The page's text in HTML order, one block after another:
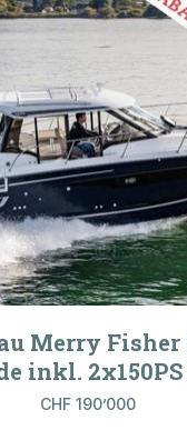
Merry Fisher
inkl. 2x150PS
CHF 190’000